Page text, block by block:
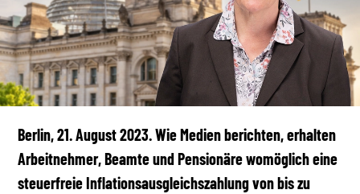
MEDIATHEK
Berlin, 21. August 2023.Wie Medien berichten, erhalten
Arbeitnehmer, Beamte und Pensionäre womöglich eine
steuerfreie Inflationsausgleichszahlung von bis zu